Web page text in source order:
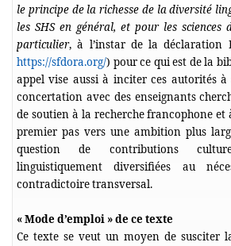
le principe de la richesse de la diversité
les SHS en général, et pour les sciences
particulier, à l’instar de la déclaration
https://sfdora.org/) pour ce qui est de la
appel vise aussi à inciter ces autorités
concertation avec des enseignants
de soutien à la recherche francophone et
premier pas vers une ambition plus
question de contributions
linguistiquement diversifiées au
contradictoire transversal.
« Mode d’emploi » de ce texte
Ce texte se veut un moyen de susciter